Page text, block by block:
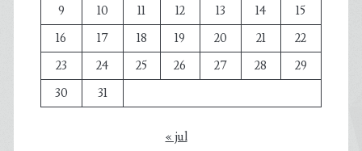
9
10 11 12 13 14
15
16
17 18 19 20 21
22
23
24 25 26 27 28
29
30
31
« jul